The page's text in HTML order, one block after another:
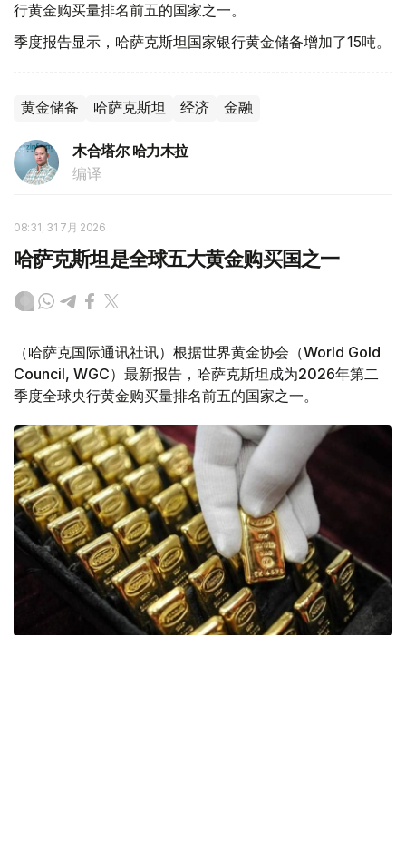
行黄金购买量排名前五的国家之一。
季度报告显示，哈萨克斯坦国家银行黄金储备增加了15吨。
黄金储备 哈萨克斯坦 经济 金融
木合塔尔 哈力木拉
编译
08:31, 31 7月 2026
哈萨克斯坦是全球五大黄金购买国之一
（哈萨克国际通讯社讯）根据世界黄金协会（World Gold
Council, WGC）最新报告，哈萨克斯坦成为2026年第二
季度全球央行黄金购买量排名前五的国家之一。